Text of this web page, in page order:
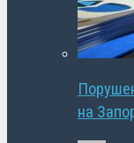
на